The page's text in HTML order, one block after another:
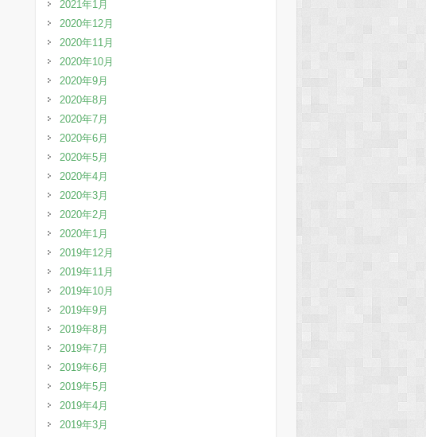
2021年1月
2020年12月
2020年11月
2020年10月
2020年9月
2020年8月
2020年7月
2020年6月
2020年5月
2020年4月
2020年3月
2020年2月
2020年1月
2019年12月
2019年11月
2019年10月
2019年9月
2019年8月
2019年7月
2019年6月
2019年5月
2019年4月
2019年3月